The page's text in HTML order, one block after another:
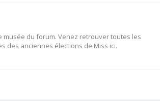
musée du forum. Venez retrouver toutes les
des anciennes élections de Miss ici.